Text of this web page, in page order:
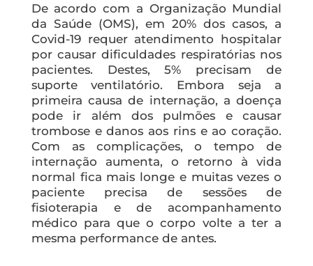
De acordo com a Organização Mundial
da Saúde (OMS), em 20% dos casos, a
Covid-19 requer atendimento hospitalar
por causar dificuldades respiratórias nos
pacientes. Destes, 5% precisam de
suporte ventilatório. Embora seja a
primeira causa de internação, a doença
pode ir além dos pulmões e causar
trombose e danos aos rins e ao coração.
Com as complicações, o tempo de
internação aumenta, o retorno à vida
normal fica mais longe e muitas vezes o
paciente precisa de sessões de
fisioterapia e de acompanhamento
médico para que o corpo volte a ter a
mesma performance de antes.